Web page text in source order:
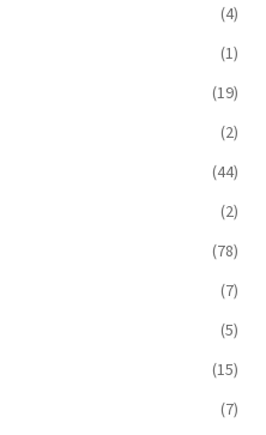
(4)
(1)
(19)
(2)
(44)
(2)
(78)
(7)
(5)
(15)
(7)